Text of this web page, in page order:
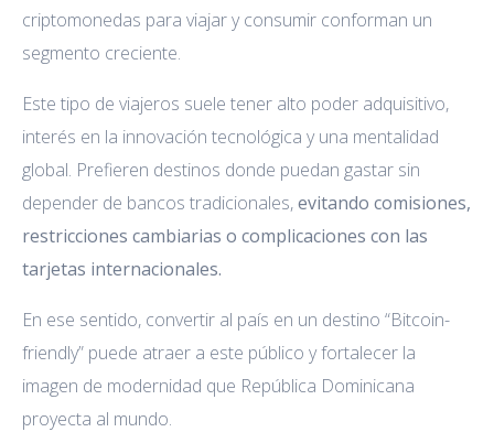
criptomonedas para viajar y consumir conforman un
segmento creciente.
Este tipo de viajeros suele tener alto poder adquisitivo,
interés en la innovación tecnológica y una mentalidad
global. Prefieren destinos donde puedan gastar sin
depender de bancos tradicionales,evitando comisiones,
restricciones cambiarias o complicaciones con las
tarjetas internacionales.
En ese sentido, convertir al país en un destino “Bitcoin-
friendly” puede atraer a este público y fortalecer la
imagen de modernidad que República Dominicana
proyecta al mundo.